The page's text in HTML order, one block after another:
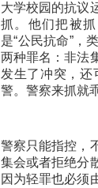
大学校园的抗议
抓。他们把被
是“公民抗命”，
两种罪名：非法
发生了冲突，还
警。警察来抓就
警察只能指控，
集会或者拒绝分
因为轻罪也必须